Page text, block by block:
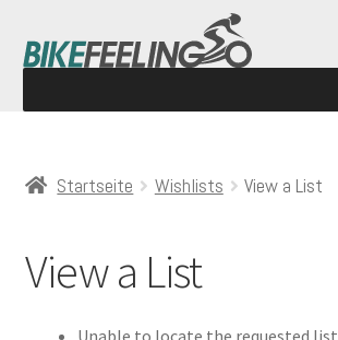
Startseite Wishlists View a List
View a List